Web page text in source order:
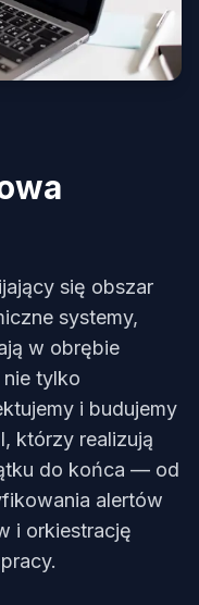
się obszar
systemy,
w obrębie
tylko
i budujemy
którzy realizują
do końca — od
alertów
i orkiestrację